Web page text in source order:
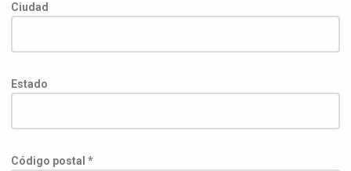
Ciudad
Estado
Código postal *